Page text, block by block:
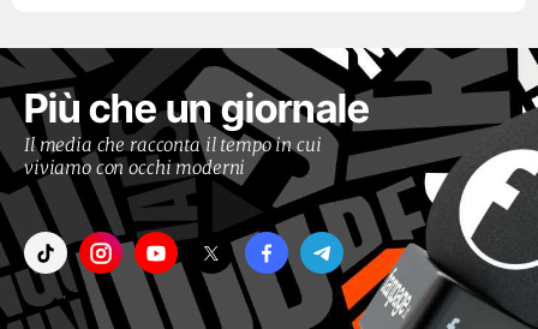
Più che un giornale
Il media che racconta il tempo in cui
viviamo con occhi moderni